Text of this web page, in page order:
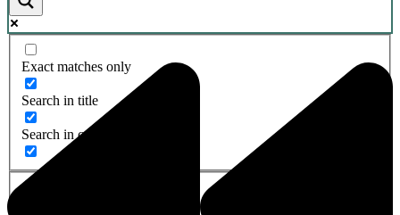
Exact matches only
Search in title
Search in content